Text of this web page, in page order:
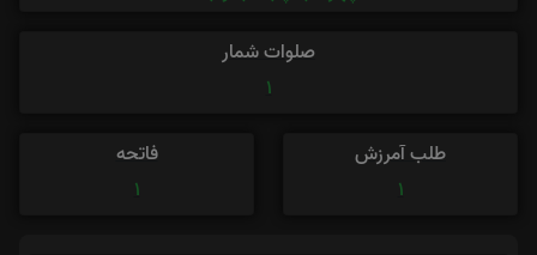
صلوات شمار
1
طلب آمرزش
1
فاتحه
1